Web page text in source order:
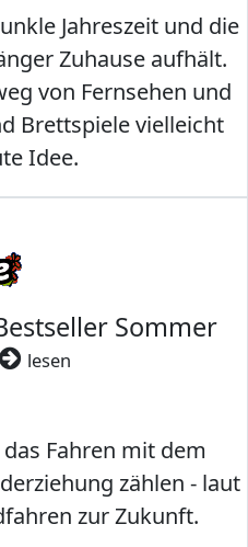
Jahreszeit und die
Zuhause aufhält.
von Fernsehen und
Brettspiele vielleicht
Idee.
Sommer
lesen
Fahren mit dem
zählen - laut
zur Zukunft.